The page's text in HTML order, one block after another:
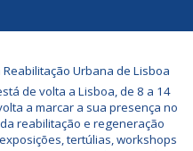
Urbana de Lisboa
de volta a Lisboa, de 8 a 14
a marcar a sua presença no
reabilitação e regeneração
tertúlias,workshops